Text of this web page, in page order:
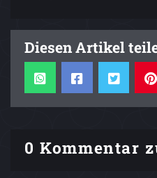
Diesen Artikel
0 Kommentar